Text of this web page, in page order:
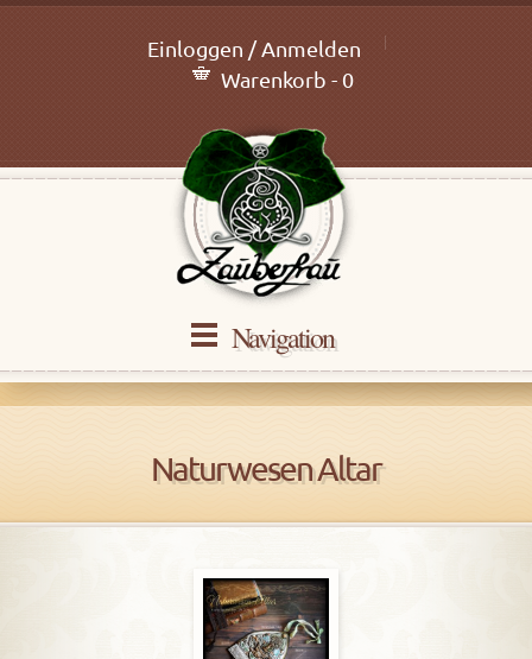
Einloggen / Anmelden
Warenkorb - 0
Navigation
Naturwesen Altar